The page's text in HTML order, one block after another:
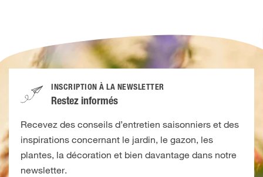
INSCRIPTION À LA NEWSLETTER
Restez informés
Recevez des conseils d’entretien saisonniers et des
inspirations concernant le jardin, le gazon, les
plantes, la décoration et bien davantage dans notre
newsletter.